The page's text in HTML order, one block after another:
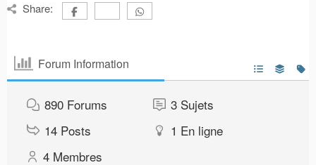
Share:
Forum Information
890 Forums 3 Sujets
14 Posts 1 En ligne
4 Membres